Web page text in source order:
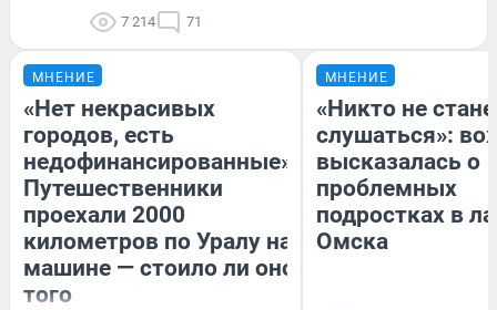
7 214 71
МНЕНИЕ
«Нет некрасивых
городов, есть
недофинансированные».
Путешественники
проехали 2000
километров по Уралу на
машине — стоило ли оно
того
МНЕНИЕ
«Никто не
слушаться»:
высказалась о
проблемных
подростках в
Омска